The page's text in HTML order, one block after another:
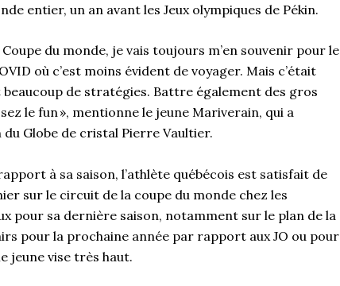
entier, un an avant les Jeux olympiques de Pékin.
du monde, je vais toujours m’en souvenir pour le
où c’est moins évident de voyager. Mais c’était
de stratégies. Battre également des gros
le fun», mentionne le jeune Mariverain, qui a
Globe de cristal PierreVaultier.
à sa saison, l’athlète québécois est satisfait de
sur le circuit de la coupe du monde chez les
pour sa dernière saison, notamment sur le plan de la
pour la prochaine année par rapport auxJO ou pour
jeune vise très haut.